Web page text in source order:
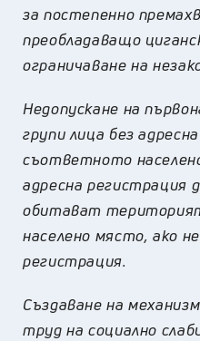
за постепенно
преобладаващо
ограничаване на
Недопускане на
групи лица без
съответното
адресна регистрация
обитават
населено място, ако
регистрация.
Създаване на
труд на социално